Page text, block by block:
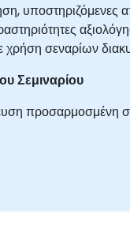
χρήση σεναρίων
Σεμιναρίου